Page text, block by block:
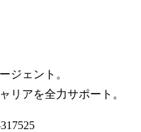
ジェント。
リアを全力サポート。